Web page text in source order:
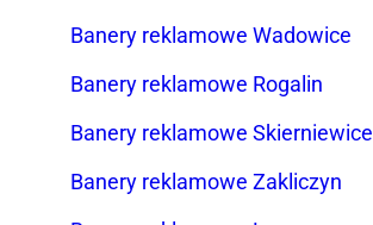
Banery reklamowe Wadowice
Banery reklamowe Rogalin
Banery reklamowe Skierniewice
Banery reklamowe Zakliczyn